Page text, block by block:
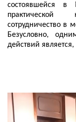
состоявшейся в
практической
сотрудничество в
Безусловно,
действий является,